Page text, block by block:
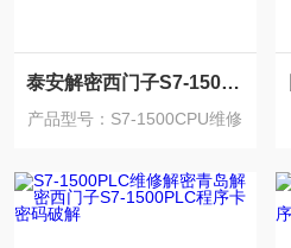
泰安解密西门子S7-1500CPU博图程序密码破解
产品型号：S7-1500CPU维修